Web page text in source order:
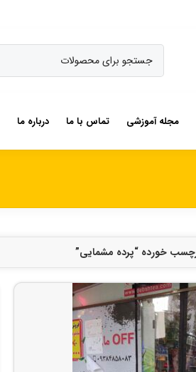
مجله آموزشی تماس با ما درباره ما
خورده “پرده مشمایی”